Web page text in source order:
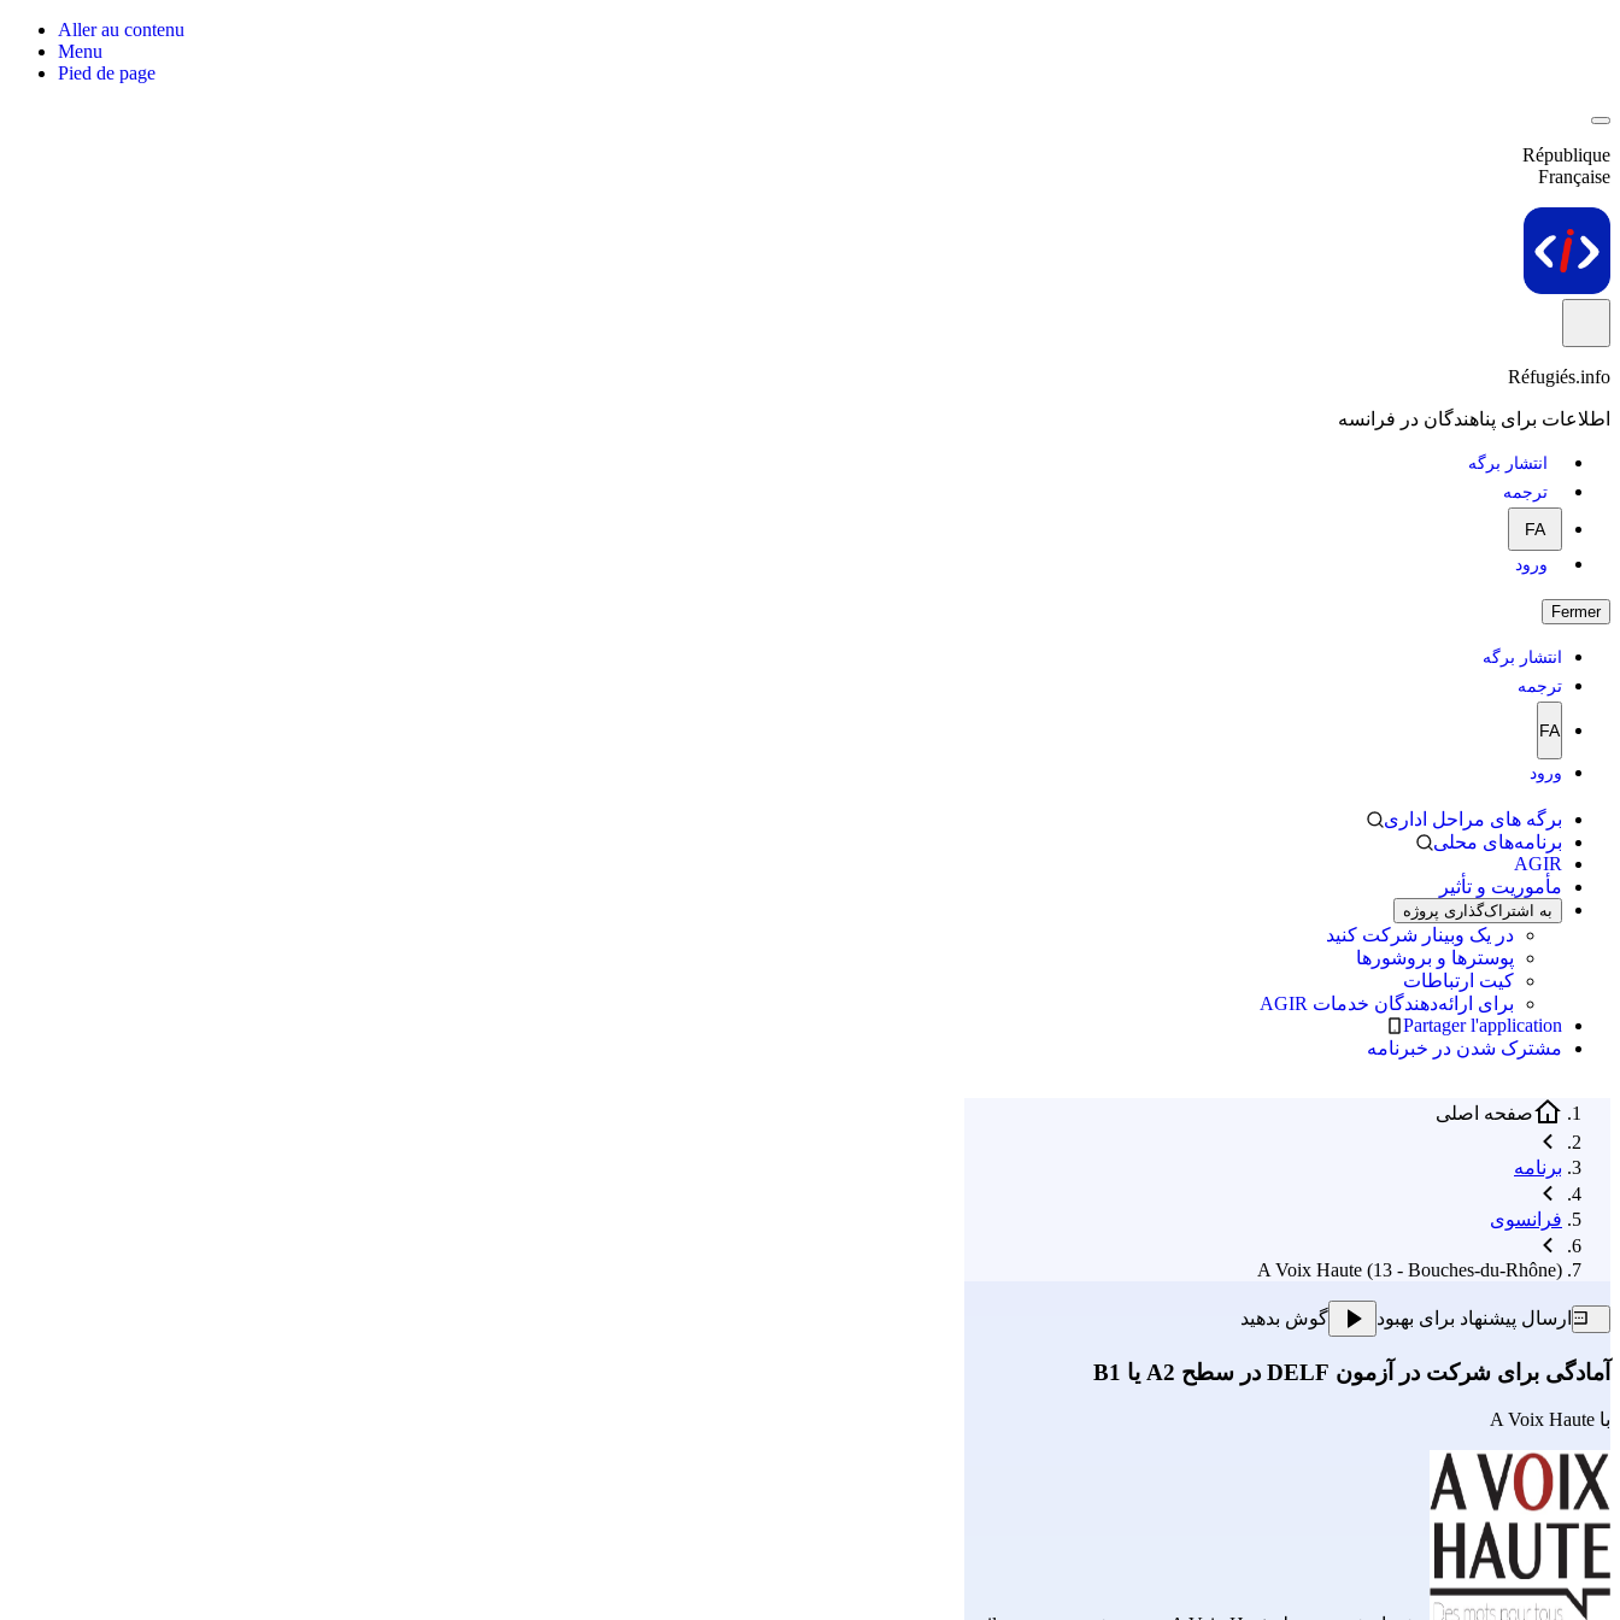
Aller au contenu
Menu
Pied de page
République
Française
Réfugiés.info
اطلاعات برای پناهندگان در فرانسه
انتشار برگه
ترجمه
FA
ورود
Fermer
انتشار برگه
ترجمه
FA
ورود
برگه های مراحل اداری
برنامه‌های محلی
AGIR
مأموریت و تأثیر
به اشتراک‌گذاری پروژه
در یک وبینار شرکت کنید
پوسترها و بروشورها
کیت ارتباطات
برای ارائه‌دهندگان خدمات AGIR
Partager l'application
مشترک شدن در خبرنامه
صفحه اصلی
برنامه
فرانسوی
A Voix Haute (13 - Bouches-du-Rhône)
ارسال پیشنهاد برای بهبود گوش بدهید
آمادگی برای شرکت در آزمون DELF در سطح A2 یا B1
با A Voix Haute